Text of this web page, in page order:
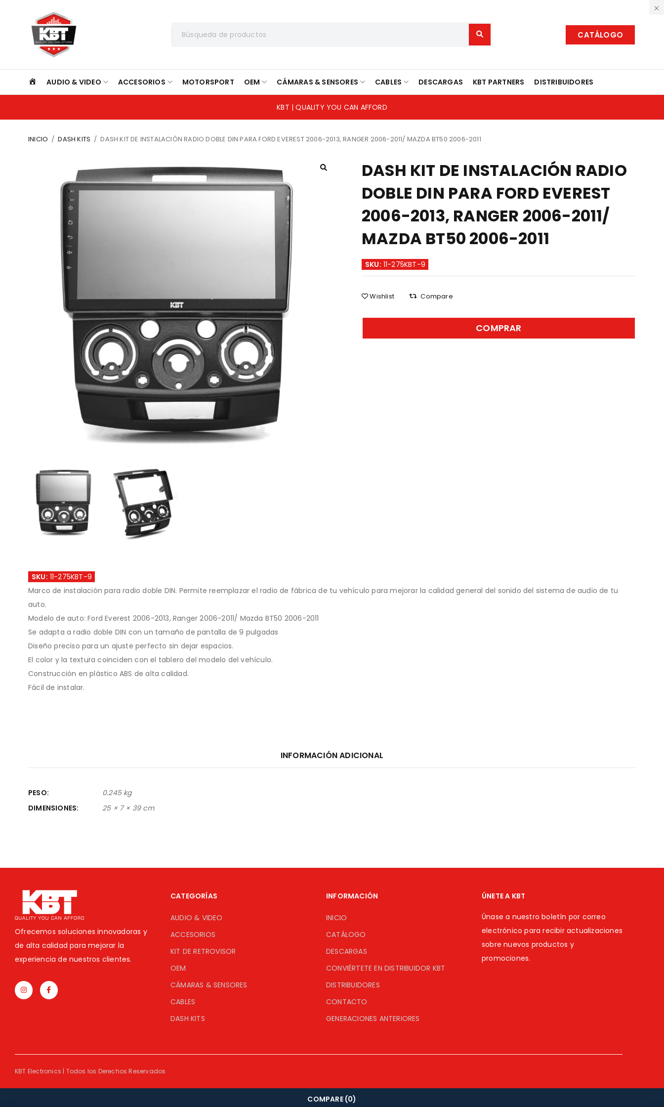
CATÁLOGO
INICIO
AUDIO & VIDEO ACCESORIOS MOTORSPORT OEM CÁMARAS & SENSORES CABLES DESCARGAS KBT PARTNERS DISTRIBUIDORES
KBT | QUALITY YOU CAN AFFORD
INICIO / DASH KITS / DASH KIT DE INSTALACIÓN RADIO DOBLE DIN PARA FORD EVEREST 2006-2013, RANGER 2006-2011/ MAZDA BT50 2006-2011
DASH KIT DE INSTALACIÓN RADIO
DOBLE DIN PARA FORD EVEREST
2006-2013, RANGER 2006-2011/
MAZDA BT50 2006-2011
SKU: 11-275KBT-9
Wishlist Compare
COMPRAR
SKU: 11-275KBT-9
Marco de instalación para radio doble DIN. Permite reemplazar el radio de fábrica de tu vehículo para mejorar la calidad general del sonido del sistema de audio de tu
auto.
Modelo de auto: Ford Everest 2006-2013, Ranger 2006-2011/ Mazda BT50 2006-2011
Se adapta a radio doble DIN con un tamaño de pantalla de 9 pulgadas
Diseño preciso para un ajuste perfecto sin dejar espacios.
El color y la textura coinciden con el tablero del modelo del vehículo.
Construcción en plástico ABS de alta calidad.
Fácil de instalar.
INFORMACIÓN ADICIONAL
PESO
0.245 kg
DIMENSIONES
25 × 7 × 39 cm
Ofrecemos soluciones innovadoras y
de alta calidad para mejorar la
experiencia de nuestros clientes.
CATEGORÍAS
AUDIO & VIDEO
ACCESORIOS
KIT DE RETROVISOR
OEM
CÁMARAS & SENSORES
CABLES
DASH KITS
INFORMACIÓN
INICIO
CATÁLOGO
DESCARGAS
CONVIÉRTETE EN DISTRIBUIDOR KBT
DISTRIBUIDORES
CONTACTO
GENERACIONES ANTERIORES
ÚNETE A KBT
Únase a nuestro boletín por correo
electrónico para recibir actualizaciones
sobre nuevos productos y
promociones.
KBT Electronics | Todos los Derechos Reservados
COMPARE (0)